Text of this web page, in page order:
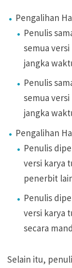
Pengalihan
Penulis
semua
jangka
Penulis
semua
jangka
Pengalihan
Penulis
versi karya
penerbit
Penulis
versi karya
secara
Selain itu,